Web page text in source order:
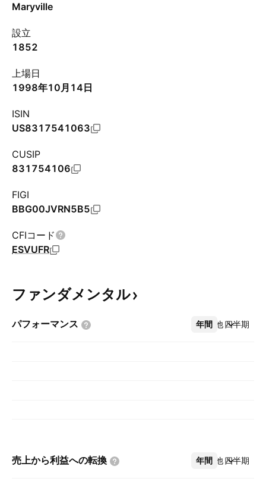
Maryville
設立
1852
上場日
1998年10月14日
ISIN
US8317541063
CUSIP
831754106
FIGI
BBG00JVRN5B5
CFIコード
ESVUFR
ファンダメンタル
パフォーマンス 年間 四半期
その他
売上から利益への転換 年間 四半期
その他